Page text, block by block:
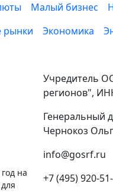
Малый бизнес
рынки Экономика
Учредитель
регионов",
Генеральный
Чернокоз
info@gosrf.ru
+7 (495) 920-